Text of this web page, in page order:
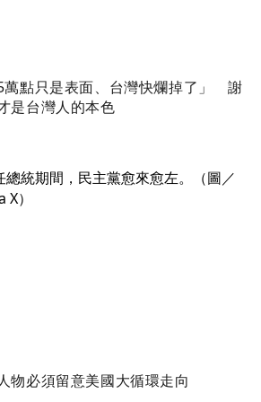
萬點只是表面、台灣快爛掉了」 謝
是台灣人的本色
物必須留意美國大循環走向